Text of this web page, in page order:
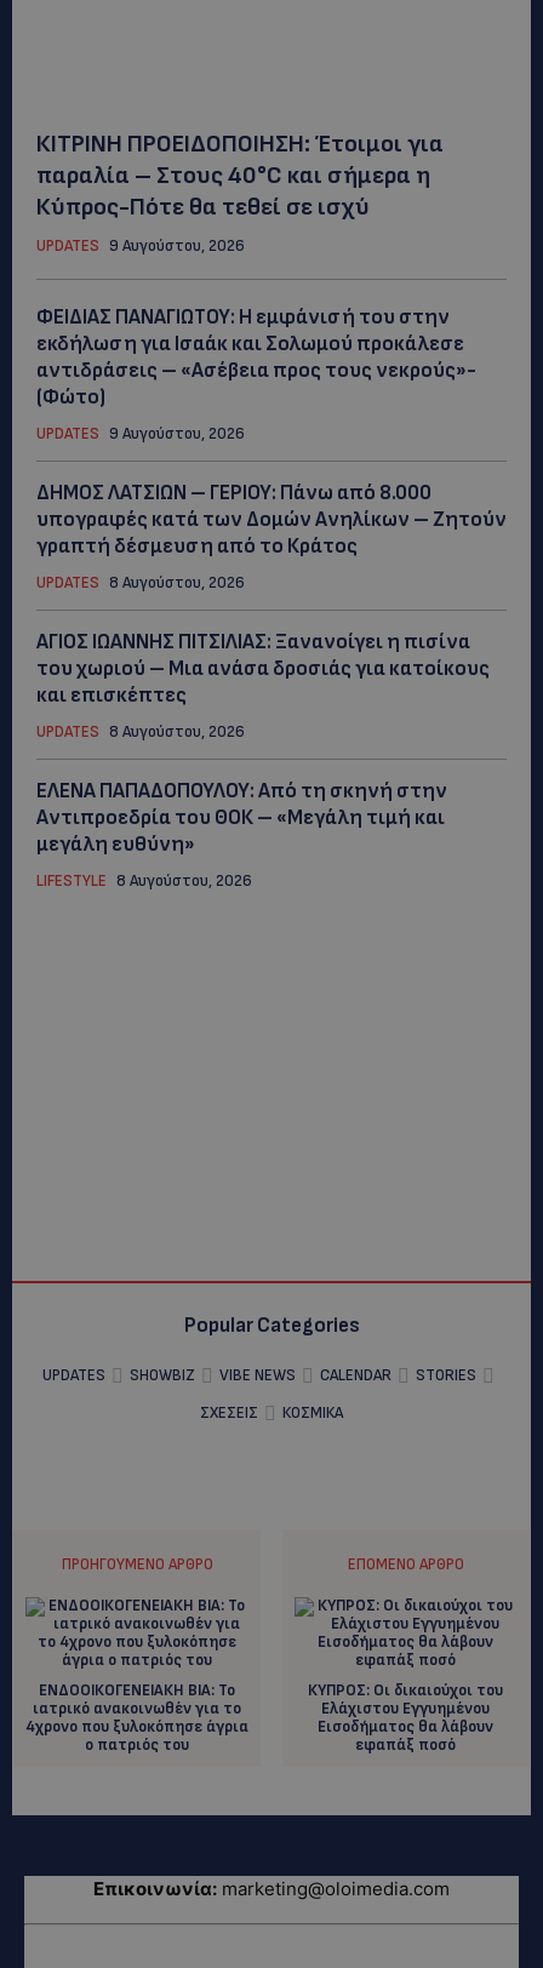
ΚΙΤΡΙΝΗ ΠΡΟΕΙΔΟΠΟΙΗΣΗ: Έτοιμοι για
παραλία – Στους 40°C και σήμερα η
Κύπρος-Πότε θα τεθεί σε ισχύ
UPDATES 9 Αυγούστου, 2026
ΦΕΙΔΙΑΣ ΠΑΝΑΓΙΩΤΟΥ: Η εμφάνισή του στην
εκδήλωση για Ισαάκ και Σολωμού προκάλεσε
αντιδράσεις – «Ασέβεια προς τους νεκρούς»-
(Φώτο)
UPDATES 9 Αυγούστου, 2026
ΔΗΜΟΣ ΛΑΤΣΙΩΝ – ΓΕΡΙΟΥ: Πάνω από 8.000
υπογραφές κατά των Δομών Ανηλίκων – Ζητούν
γραπτή δέσμευση από το Κράτος
UPDATES 8 Αυγούστου, 2026
ΑΓΙΟΣ ΙΩΑΝΝΗΣ ΠΙΤΣΙΛΙΑΣ: Ξανανοίγει η πισίνα
του χωριού – Μια ανάσα δροσιάς για κατοίκους
και επισκέπτες
UPDATES 8 Αυγούστου, 2026
ΕΛΕΝΑ ΠΑΠΑΔΟΠΟΥΛΟΥ: Από τη σκηνή στην
Αντιπροεδρία του ΘΟΚ – «Μεγάλη τιμή και
μεγάλη ευθύνη»
LIFESTYLE 8 Αυγούστου, 2026
Popular Categories
UPDATES SHOWBIZ VIBE NEWS CALENDAR
STORIES
ΣΧΕΣΕΙΣ
ΚΟΣΜΙΚΑ
ΠΡΟΗΓΟΎΜΕΝΟ ΆΡΘΡΟ
ENΔΟΟΙΚΟΓΕΝΕΙΑΚΗ ΒΙΑ: To
ιατρικό ανακοινωθέν για το
4χρονο που ξυλοκόπησε άγρια
ο πατριός του
ΕΠΌΜΕΝΟ ΆΡΘΡΟ
ΚΥΠΡΟΣ: Οι δικαιούχοι του
Ελάχιστου Εγγυημένου
Εισοδήματος θα λάβουν
εφαπάξ ποσό
Επικοινωνία: marketing@oloimedia.com